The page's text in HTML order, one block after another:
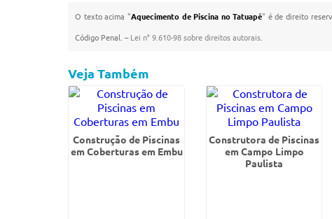
O texto acima "Aquecimento de Piscina no Tatuapé" é de direito
Código Penal. –Lei n° 9.610-98 sobre direitos autorais
Veja Também
Construção de Piscinas
em Coberturas em Embu
Construtora de Piscinas
em Campo Limpo
Paulista